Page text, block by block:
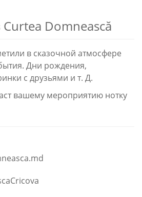
Domnească
в сказочной атмосфере
Дни рождения,
с друзьями и т. Д.
вашему мероприятию нотку